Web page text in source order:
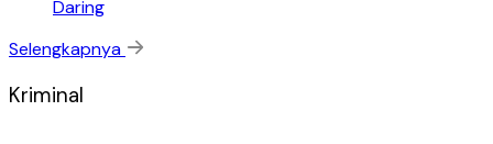
Daring
Selengkapnya
Kriminal